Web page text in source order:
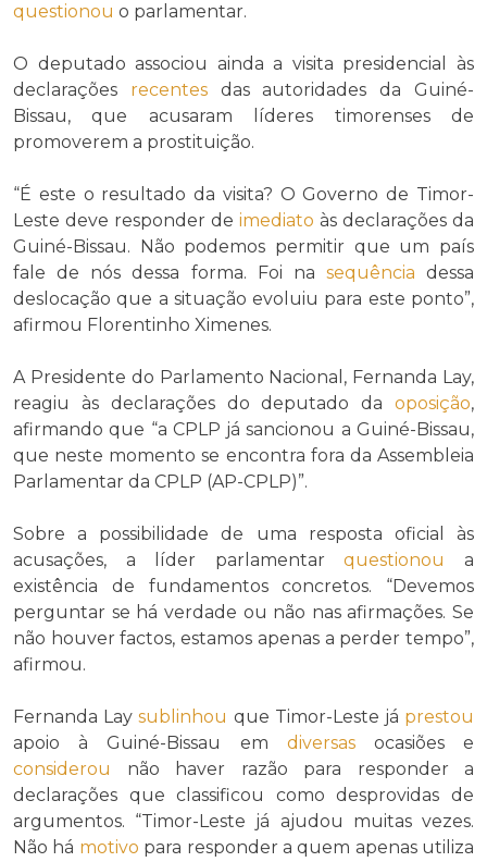
questionou o parlamentar.
O deputado associou ainda a visita presidencial às
declarações recentesdas autoridades da Guiné-
Bissau, que acusaram líderes timorenses de
promoverem a prostituição.
“É este o resultado da visita? O Governo de Timor-
Leste deve responder de imediato às declarações da
Guiné-Bissau. Não podemos permitir que um país
fale de nós dessa forma. Foi na sequência dessa
deslocação que a situação evoluiu para este ponto”,
afirmou Florentinho Ximenes.
A Presidente do Parlamento Nacional, Fernanda Lay,
reagiu às declarações do deputado da oposição,
afirmando que “a CPLP já sancionou a Guiné-Bissau,
que neste momento se encontra fora da Assembleia
Parlamentar da CPLP (AP-CPLP)”.
Sobre a possibilidade de uma resposta oficial às
acusações, a líder parlamentarquestionou
a
existência de fundamentos concretos. “Devemos
perguntar se há verdade ou não nas afirmações. Se
não houver factos, estamos apenas a perder tempo”,
afirmou.
Fernanda Laysublinhou que Timor-Leste já prestou
apoio à Guiné-Bissau em diversasocasiões e
considerou
não haver razão para responder a
declarações que classificou como desprovidas de
argumentos. “Timor-Leste já ajudou muitas vezes.
Não há motivo para responder a quem apenas utiliza